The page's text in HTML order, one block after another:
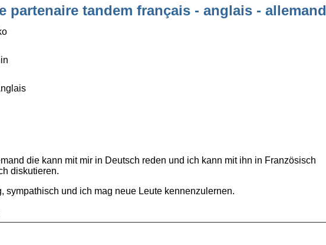
partenaire tandem français - anglais - allemand
die kann mit mir in Deutsch reden und ich kann mit ihn in Französisch
diskutieren.
sympathisch und ich mag neue Leute kennenzulernen.